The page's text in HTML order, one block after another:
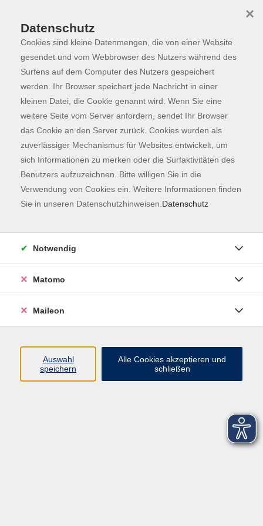
Skip to main content
Programm
Der Kurs konnte nicht gefunden werden.
Kontaktformular
Impressum
AGB
Datenschutzerklärung
Datenschutz
Cookies sind kleine Datenmengen, die von einer Website
gesendet und vom Webbrowser des Nutzers während des
Surfens auf dem Computer des Nutzers gespeichert
werden. Ihr Browser speichert jede Nachricht in einer
kleinen Datei, die Cookie genannt wird. Wenn Sie eine
weitere Seite vom Server anfordern, sendet Ihr Browser
das Cookie an den Server zurück. Cookies wurden als
zuverlässiger Mechanismus für Websites entwickelt, um
sich Informationen zu merken oder die Surfaktivitäten des
Benutzers aufzuzeichnen. Bitte willigen Sie in die
Verwendung von Cookies ein. Weitere Informationen finden
Sie in unseren Datenschutzhinweisen. Datenschutz
×
Notwendig
Matomo
Maileon
Auswahl
speichern
Alle Cookies akzeptieren und
schließen